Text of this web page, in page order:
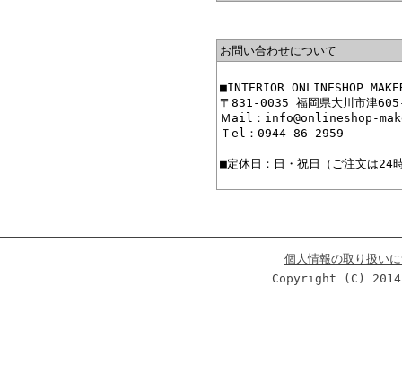
お問い合わせについて
■INTERIOR ONLINESHOP
〒831-0035 福岡県大川市津
Ｍail：info@onlineshop-
Ｔel：0944-86-2959
■定休日：日・祝日（ご注文は24
個人情報の取り扱い
Copyright (C)